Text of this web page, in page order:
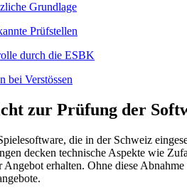
Grundlage
Prüfstellen
durch die ESBK
bei Verstössen
zur Prüfung der
die in der Schweiz
decken technische Aspekte wie
Angebot erhalten. Ohne diese